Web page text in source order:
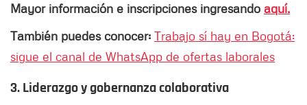
Mayor información e inscripciones ingresando aquí.
También puedes conocer: Trabajo sí hay en Bogotá:
sigue el canal de WhatsApp de ofertas laborales
3. Liderazgo y gobernanza colaborativa